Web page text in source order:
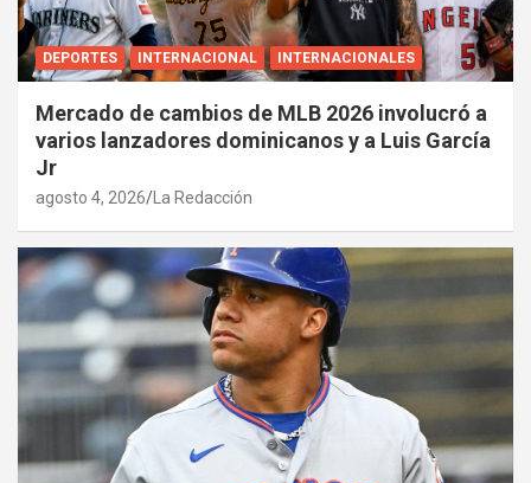
DEPORTES INTERNACIONAL INTERNACIONALES
Mercado de cambios de MLB 2026 involucró a
varios lanzadores dominicanos y a Luis García
Jr
agosto 4, 2026 La Redacción